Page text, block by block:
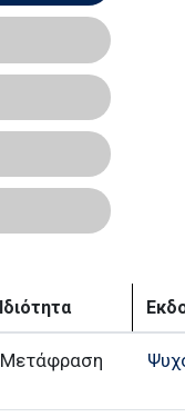
Ιδιότητα
Μετάφραση